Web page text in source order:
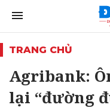
TRANG CHỦ
Agribank:
lại “đường